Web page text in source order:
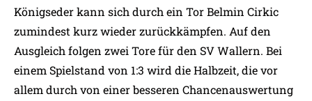
Königseder kann sich durch ein Tor Belmin Cirkic
zumindest kurz wieder zurückkämpfen. Auf den
Ausgleich folgen zwei Tore für den SV Wallern. Bei
einem Spielstand von 1:3 wird die Halbzeit, die vor
allem durch von einer besseren Chancenauswertung